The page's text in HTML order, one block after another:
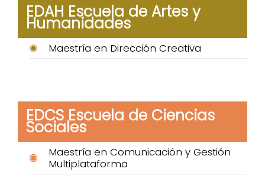
EDAH Escuela de Artes y
Humanidades
Maestría en Dirección Creativa
EDCS Escuela de Ciencias
Sociales
Maestría en Comunicación y Gestión
Multiplataforma